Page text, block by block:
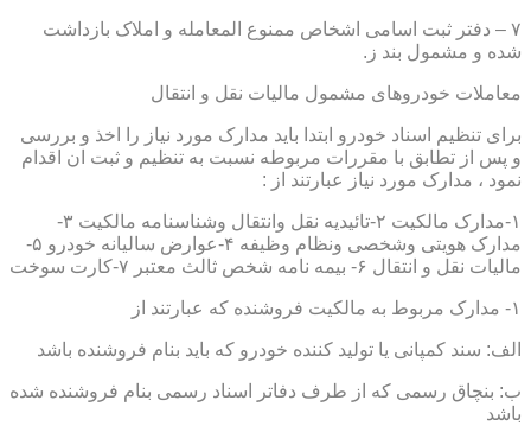
۷ – دفتر ثبت اسامی اشخاص ممنوع المعامله و املاک بازداشت
شده و مشمول بند ز.
معاملات خودروهای مشمول مالیات نقل و انتقال
برای تنظیم اسناد خودرو ابتدا باید مدارک مورد نیاز را اخذ و بررسی
و پس از تطابق با مقررات مربوطه نسبت به تنظیم و ثبت ان اقدام
نمود ، مدارک مورد نیاز عبارتند از :
۱-مدارک مالکیت ۲-تائیدیه نقل وانتقال وشناسنامه مالکیت ۳-
مدارک هویتی وشخصی ونظام وظیفه ۴-عوارض سالیانه خودرو ۵-
مالیات نقل و انتقال ۶- بیمه نامه شخص ثالث معتبر ۷-کارت سوخت
۱- مدارک مربوط به مالکیت فروشنده که عبارتند از
الف: سند کمپانی یا تولید کننده خودرو که باید بنام فروشنده باشد
ب: بنچاق رسمی که از طرف دفاتر اسناد رسمی بنام فروشنده شده
باشد